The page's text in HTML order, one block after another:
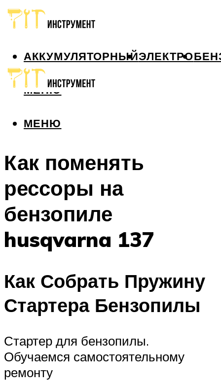
АККУМУЛЯТОРНЫЙЭЛЕКТРО
МЕНЮ
МЕНЮ
Как поменять
рессоры на
бензопиле
husqvarna 137
Как Собрать Пружину
Стартера Бензопилы
Стартер для бензопилы.
Обучаемся самостоятельному
ремонту